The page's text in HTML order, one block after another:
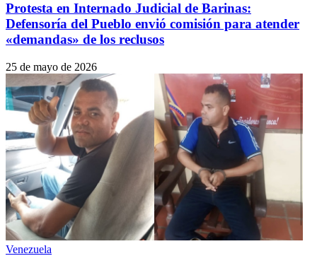
Protesta en Internado Judicial de Barinas:
Defensoría del Pueblo envió comisión para atender
«demandas» de los reclusos
25 de mayo de 2026
Venezuela